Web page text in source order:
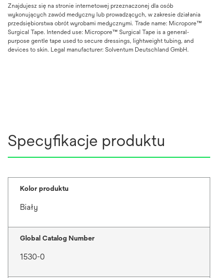
Znajdujesz się na stronie internetowej przeznaczonej dla osób
wykonujących zawód medyczny lub prowadzących, w zakresie działania
przedsiębiorstwa obrót wyrobami medycznymi. Trade name: Micropore™
Surgical Tape. Intended use: Micropore™ Surgical Tape is a general-
purpose gentle tape used to secure dressings, lightweight tubing, and
devices to skin. Legal manufacturer: Solventum Deutschland GmbH.
Specyfikacje produktu
Kolor produktu
Biały
Global Catalog Number
1530-0